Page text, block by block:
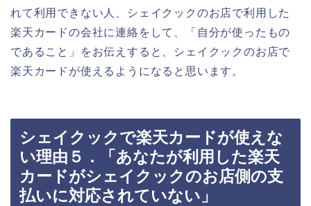
れて利用できない人、シェイクックのお店で利用した
楽天カードの会社に連絡をして、「自分が使ったもの
であること」をお伝えすると、シェイクックのお店で
楽天カードが使えるようになると思います。
シェイクックで楽天カードが使えな
い理由５．「あなたが利用した楽天
カードがシェイクックのお店側の支
払いに対応されていない」